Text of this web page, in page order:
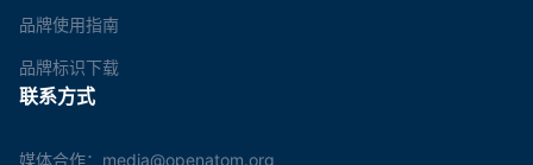
品牌使用指南
品牌标识下载
联系方式
媒体合作：media@openatom.org